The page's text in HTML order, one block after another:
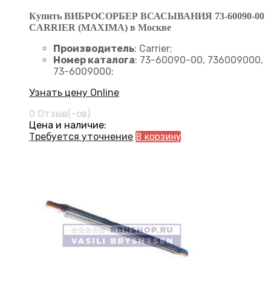
Купить ВИБРОСОРБЕР ВСАСЫВАНИЯ 73-60090-00
CARRIER (MAXIMA) в Москве
Производитель: Carrier;
Номер каталога: 73-60090-00, 736009000,
73-6009000;
Узнать цену Online
0 Отзыв(-ов)
Цена и наличие:
Требуется уточнение В корзину